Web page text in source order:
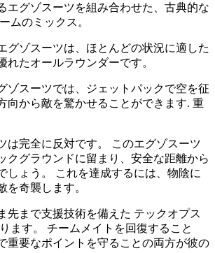
エグゾスーツを組み合わせた、古典的な
ムのミックス。
グゾスーツは、ほとんどの状況に適した
れたオールラウンダーです。
ゾスーツでは、ジェットパックで空を征
向から敵を驚かせることができます. 重
は完全に反対です。 このエグゾスーツ
クグラウンドに留まり、安全な距離から
しょう。 これを達成するには、物陰に
を奇襲します。
先まで支援技術を備えた テックオプス
ます。 チームメイトを回復すること
重要なポイントを守ることの両方が彼の